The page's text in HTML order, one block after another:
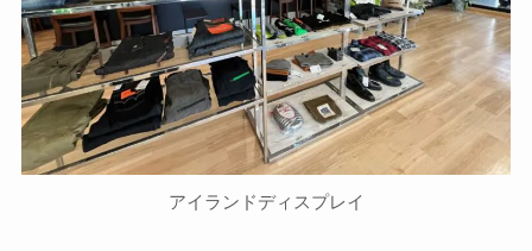
アイランドディスプレイ